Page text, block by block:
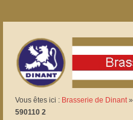
Vous êtes ici : Brasserie de Dinant»
590110 2